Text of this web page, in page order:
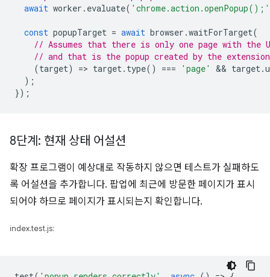
await worker . evaluate( 'chrome.action.openPopup();'
const popupTarget = await browser .waitForTarget(
// Assumes that there is only one page with the
// and that is the popup created by the
(target) => target. type() === 'page' && target.
);
});
8단계: 현재 상태 어설션
확장 프로그램이 예상대로 작동하지 않으면 테스트가 실패하도
록 어설션을 추가합니다. 팝업에 최근에 방문한 페이지가 표시
되어야 하므로 페이지가 표시되는지 확인합니다.
index.test.js: